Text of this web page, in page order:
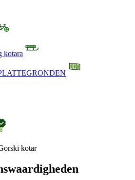
kotara